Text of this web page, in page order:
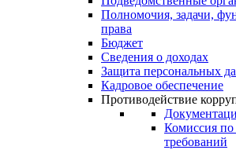
Полномочия, задачи,
права
Бюджет
Сведения о доходах
Защита персональных
Кадровое обеспечение
Противодействие
Комиссия
требований